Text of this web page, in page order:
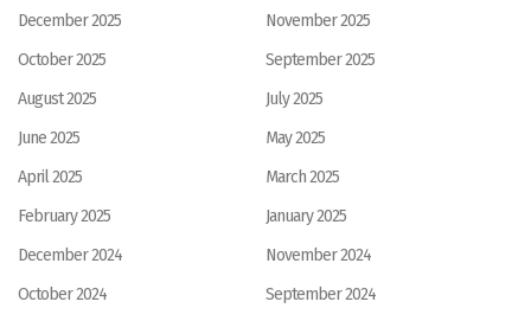
December 2025
November 2025
October 2025
September 2025
August 2025
July 2025
June 2025
May 2025
April 2025
March 2025
February 2025
January 2025
December 2024
November 2024
October 2024
September 2024